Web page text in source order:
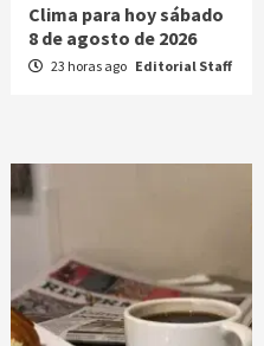
Clima para hoy sábado
8 de agosto de 2026
23 horas ago Editorial Staff